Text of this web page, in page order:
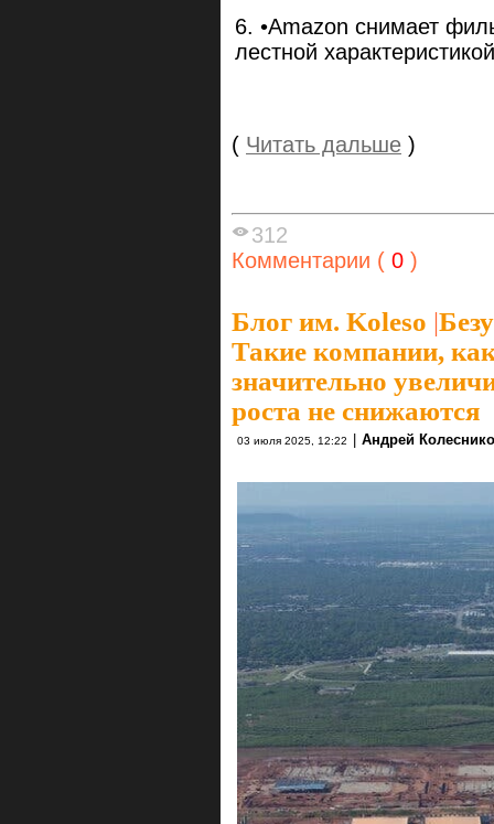
•Amazon снимает
лестной
( Читать дальше )
312
Комментарии ( 0 )
Блог им. Koleso |
Такие компании,
значительно
роста не снижаются
03 июля 2025, 12:22 Андрей